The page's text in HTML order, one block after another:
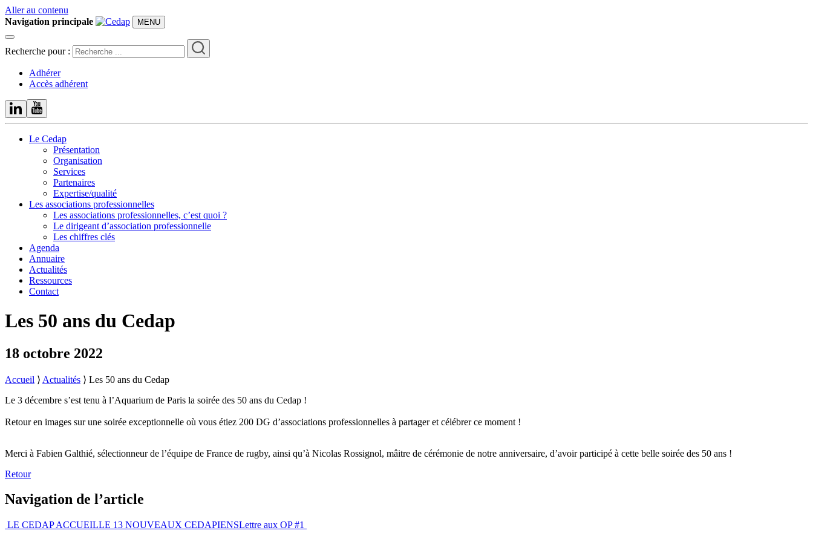
Aller au contenu
Navigation principale
MENU
Recherche pour :
Adhérer
Accès adhérent
Le Cedap
Présentation
Organisation
Services
Partenaires
Expertise/qualité
Les associations professionnelles
Les associations professionnelles, c’est quoi ?
Le dirigeant d’association professionnelle
Les chiffres clés
Agenda
Annuaire
Actualités
Ressources
Contact
Les 50 ans du Cedap
18 octobre 2022
Accueil ⟩ Actualités ⟩ Les 50 ans du Cedap
Le 3 décembre s’est tenu à l’Aquarium de Paris la soirée des 50 ans du Cedap !
Retour en images sur une soirée exceptionnelle où vous étiez 200 DG d’associations professionnelles à partager et célébrer ce moment !
Merci à Fabien Galthié, sélectionneur de l’équipe de France de rugby, ainsi qu’à Nicolas Rossignol, mâitre de cérémonie de notre anniversaire, d’avoir participé à cette belle soirée des 50 ans !
Retour
Navigation de l’article
LE CEDAP ACCUEILLE 13 NOUVEAUX CEDAPIENSLettre aux OP #1